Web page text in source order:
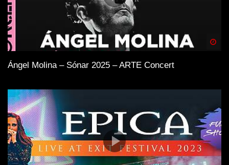
Ángel Molina – Sónar 2025 – ARTE Concert